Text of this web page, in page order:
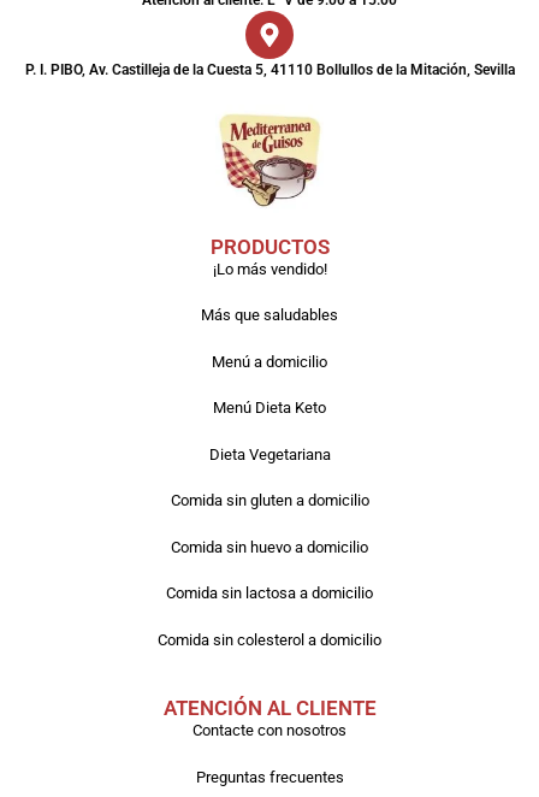
P. I. PIBO, Av. Castilleja de la Cuesta 5, 41110 Bollullos de la Mitación, Sevilla
PRODUCTOS
¡Lo más vendido!
Más que saludables
Menú a domicilio
Menú Dieta Keto
Dieta Vegetariana
Comida sin gluten a domicilio
Comida sin huevo a domicilio
Comida sin lactosa a domicilio
Comida sin colesterol a domicilio
ATENCIÓN AL CLIENTE
Contacte con nosotros
Preguntas frecuentes